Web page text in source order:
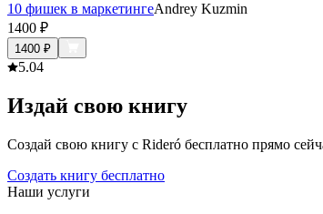
10 фишек в маркетингеAndrey Kuzmin
1400 ₽
1400 ₽
5.04
Издай свою книгу
Создай свою книгу с Rideró бесплатно прямо
Создать книгу бесплатно
Наши услуги